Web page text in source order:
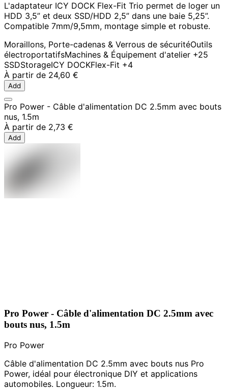
L'adaptateur ICY DOCK Flex-Fit Trio permet de loger un
HDD 3,5” et deux SSD/HDD 2,5” dans une baie 5,25”.
Compatible 7mm/9,5mm, montage simple et robuste.
Moraillons, Porte-cadenas & Verrous de sécuritéOutils
électroportatifsMachines & Équipement d'atelier +25
SSDStorageICY DOCKFlex-Fit +4
À partir de 24,60 €
Add
Pro Power - Câble d'alimentation DC 2.5mm avec bouts
nus, 1.5m
À partir de 2,73 €
Add
Pro Power - Câble d'alimentation DC 2.5mm avec
bouts nus, 1.5m
Pro Power
Câble d'alimentation DC 2.5mm avec bouts nus Pro
Power, idéal pour électronique DIY et applications
automobiles. Longueur: 1.5m.